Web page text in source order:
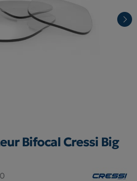
Bifocal Cressi Big